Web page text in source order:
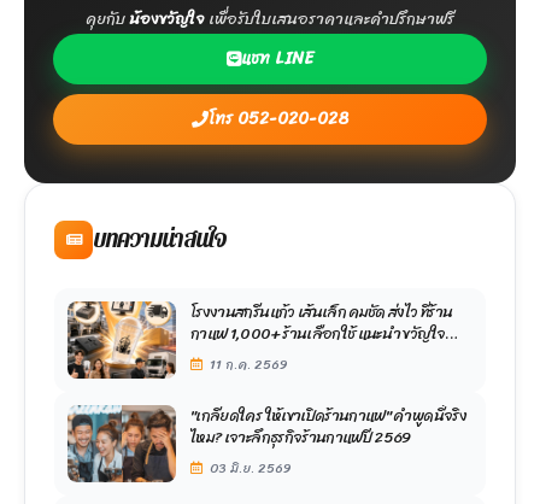
คุยกับน้องขวัญใจเพื่อรับใบเสนอราคาและคำปรึกษาฟรี
แชท LINE
โทร 052-020-028
บทความน่าสนใจ
โรงงานสกรีนแก้ว เส้นเล็ก คมชัด ส่งไว ที่ร้าน
กาแฟ 1,000+ ร้านเลือกใช้ แนะนำ ขวัญใจ
มหาชน11 ก.ค. 2569
"เกลียดใคร ให้เขาเปิดร้านกาแฟ" คำพูดนี้จริง
ไหม? เจาะลึกธุรกิจร้านกาแฟปี 2569
03 มิ.ย. 2569